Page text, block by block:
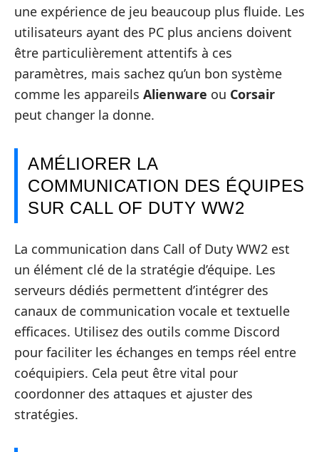
une expérience de jeu beaucoup plus fluide. Les
utilisateurs ayant des PC plus anciens doivent
être particulièrement attentifs à ces
paramètres, mais sachez qu’un bon système
comme les appareils Alienware ou Corsair
peut changer la donne.
AMÉLIORER LA
COMMUNICATION DES ÉQUIPES
SUR CALL OF DUTY WW2
La communication dans Call of Duty WW2 est
un élément clé de la stratégie d’équipe. Les
serveurs dédiés permettent d’intégrer des
canaux de communication vocale et textuelle
efficaces. Utilisez des outils comme Discord
pour faciliter les échanges en temps réel entre
coéquipiers. Cela peut être vital pour
coordonner des attaques et ajuster des
stratégies.